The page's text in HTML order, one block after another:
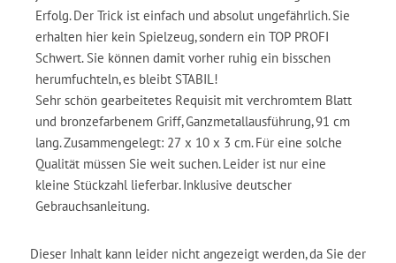
Erfolg. Der Trick ist einfach und absolut ungefährlich. Sie
erhalten hier kein Spielzeug, sondern ein TOP PROFI
Schwert. Sie können damit vorher ruhig ein bisschen
herumfuchteln, es bleibt STABIL!
Sehr schön gearbeitetes Requisit mit verchromtem Blatt
und bronzefarbenem Griff, Ganzmetallausführung, 91 cm
lang. Zusammengelegt: 27 x 10 x 3 cm. Für eine solche
Qualität müssen Sie weit suchen. Leider ist nur eine
kleine Stückzahl lieferbar. Inklusive deutscher
Gebrauchsanleitung.
Dieser Inhalt kann leider nicht angezeigt werden, da Sie der